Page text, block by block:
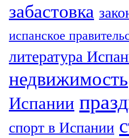
забастовка
испанское
литература
недвижимость
Испании
спорт в Испании